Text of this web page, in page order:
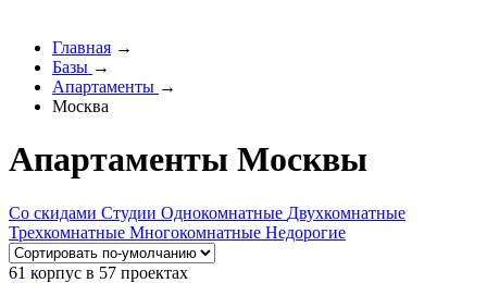
Главная →
Базы →
Апартаменты →
Москва
Апартаменты Москвы
Со скидами Студии Однокомнатные Двухкомнатные
Трехкомнатные Многокомнатные Недорогие
61 корпус в 57 проектах